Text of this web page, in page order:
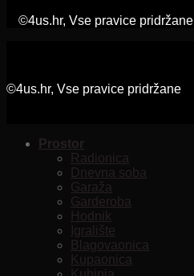
©4us.hr, Vse pravice pridržane
©4us.hr, Vse pravice pridržane
Prostor
Radionica
Dnevna soba
Garaža
Garderoba
Hodnik
Igralište
Blagovaonica
Kupaonica